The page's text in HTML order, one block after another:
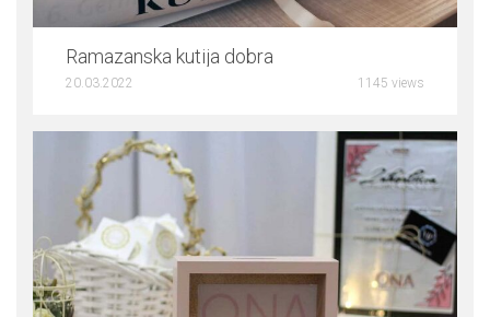
Ramazanska kutija dobra
20.03.2022 1145 views